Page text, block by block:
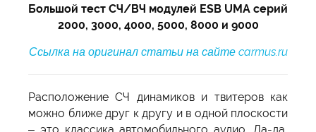
Большой тест СЧ/ВЧ модулей ESB UMA серий
2000, 3000, 4000, 5000, 8000 и 9000
Ссылка на оригинал статьи на сайте carmus.ru
Расположение СЧ динамиков и твитеров как
можно ближе друг к другу и в одной плоскости
– это классика автомобильного аудио. Да-да,